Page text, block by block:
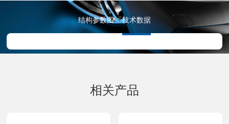
结构参数图 技术数据
相关产品